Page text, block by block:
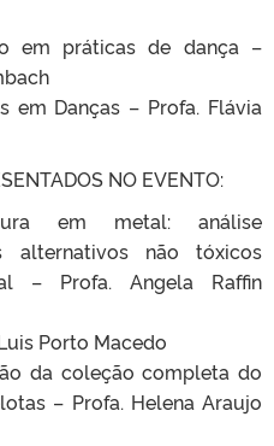
em práticas de dança –
em Danças – Profa. Flávia
NO EVENTO:
em metal: análise
alternativos não tóxicos
– Profa. Angela Raffin
Porto Macedo
da coleção completa do
– Profa. Helena Araujo